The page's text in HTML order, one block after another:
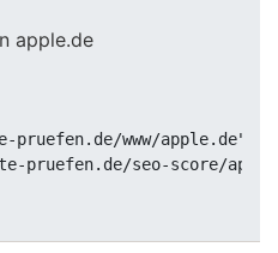
www/apple.de"
pruefen.de/seo-score/